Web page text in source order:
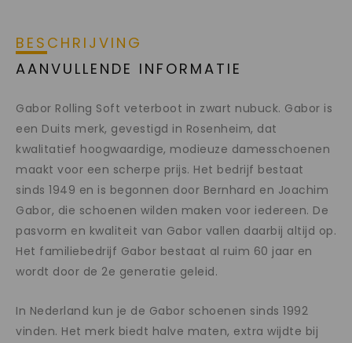
BESCHRIJVING
AANVULLENDE INFORMATIE
Gabor Rolling Soft veterboot in zwart nubuck. Gabor is
een Duits merk, gevestigd in Rosenheim, dat
kwalitatief hoogwaardige, modieuze damesschoenen
maakt voor een scherpe prijs. Het bedrijf bestaat
sinds 1949 en is begonnen door Bernhard en Joachim
Gabor, die schoenen wilden maken voor iedereen. De
pasvorm en kwaliteit van Gabor vallen daarbij altijd op.
Het familiebedrijf Gabor bestaat al ruim 60 jaar en
wordt door de 2e generatie geleid.
In Nederland kun je de Gabor schoenen sinds 1992
vinden. Het merk biedt halve maten, extra wijdte bij